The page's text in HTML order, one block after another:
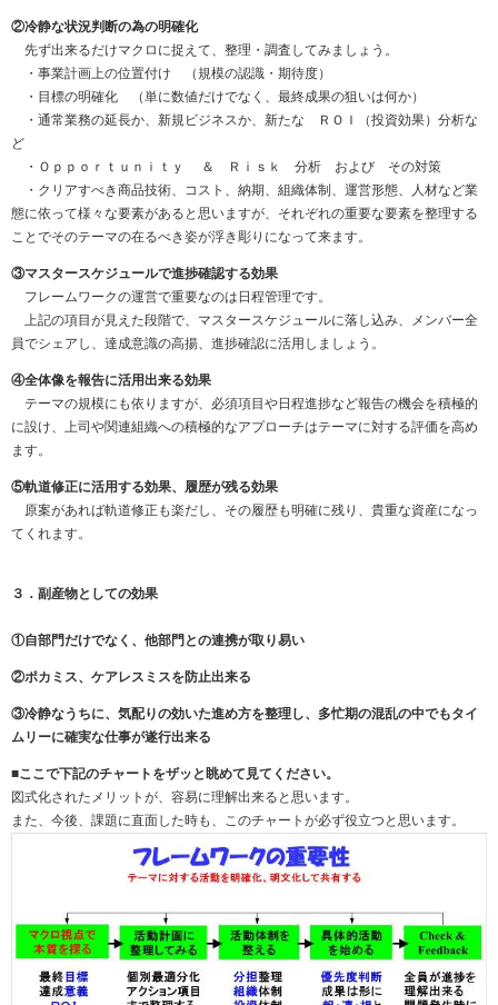
②冷静な状況判断の為の明確化
先ず出来るだけマクロに捉えて、整理・調査してみましょう。
・事業計画上の位置付け （規模の認識・期待度）
・目標の明確化 （単に数値だけでなく、最終成果の狙いは何か）
・通常業務の延長か、新規ビジネスか、新たな ＲＯＩ（投資効果）分析な
ど
・Ｏｐｐｏｒｔｕｎｉｔｙ ＆ Ｒｉｓｋ 分析 および その対策
・クリアすべき商品技術、コスト、納期、組織体制、運営形態、人材など業
態に依って様々な要素があると思いますが、それぞれの重要な要素を整理する
ことでそのテーマの在るべき姿が浮き彫りになって来ます。
③マスタースケジュールで進捗確認する効果
フレームワークの運営で重要なのは日程管理です。
上記の項目が見えた段階で、マスタースケジュールに落し込み、メンバー全
員でシェアし、達成意識の高揚、進捗確認に活用しましょう。
④全体像を報告に活用出来る効果
テーマの規模にも依りますが、必須項目や日程進捗など報告の機会を積極的
に設け、上司や関連組織への積極的なアプローチはテーマに対する評価を高め
ます。
⑤軌道修正に活用する効果、履歴が残る効果
原案があれば軌道修正も楽だし、その履歴も明確に残り、貴重な資産になっ
てくれます。
３．副産物としての効果
①自部門だけでなく、他部門との連携が取り易い
②ポカミス、ケアレスミスを防止出来る
③冷静なうちに、気配りの効いた進め方を整理し、多忙期の混乱の中でもタイ
ムリーに確実な仕事が遂行出来る
■ここで下記のチャートをザッと眺めて見てください。
図式化されたメリットが、容易に理解出来ると思います。
また、今後、課題に直面した時も、このチャートが必ず役立つと思います。